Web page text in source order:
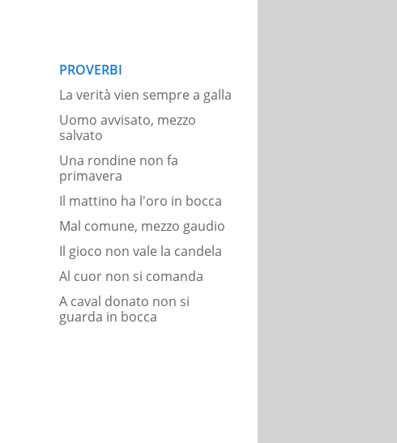
PROVERBI
La verità vien sempre a galla
Uomo avvisato, mezzo
salvato
Una rondine non fa
primavera
Il mattino ha l'oro in bocca
Mal comune, mezzo gaudio
Il gioco non vale la candela
Al cuor non si comanda
A caval donato non si
guarda in bocca